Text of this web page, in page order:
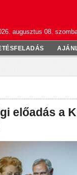
augusztus 08.
előadás a